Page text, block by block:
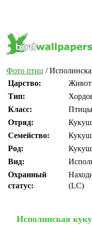
Фото птиц /
Царство:
Тип:
Класс:
Птицы
Отряд:
Семейство:
Род:
Вид:
Охранный
статус:
(LC)
Исполинская